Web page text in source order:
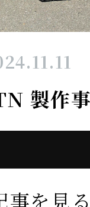
製作
事を見